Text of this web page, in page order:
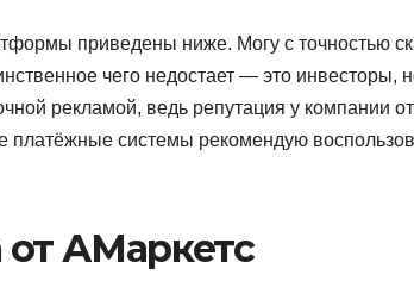
приведены ниже. Могу с точностью
чего недостает — это инвесторы,
рекламой, ведь репутация у компании
платёжные системы рекомендую
от АМаркетс